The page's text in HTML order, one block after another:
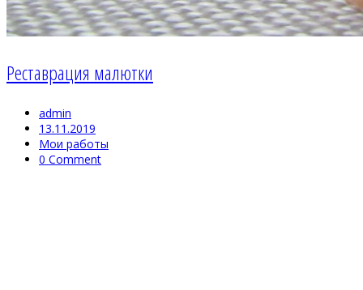
Реставрация малютки
admin
13.11.2019
Мои работы
0 Comment